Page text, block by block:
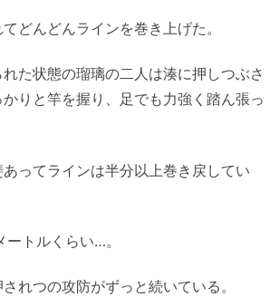
どんどんラインを巻き上げた。
た状態の瑠璃の二人は湊に押しつぶさ
りと竿を握り、足でも力強く踏ん張っ
ってラインは半分以上巻き戻してい
トルくらい…。
れつの攻防がずっと続いている。